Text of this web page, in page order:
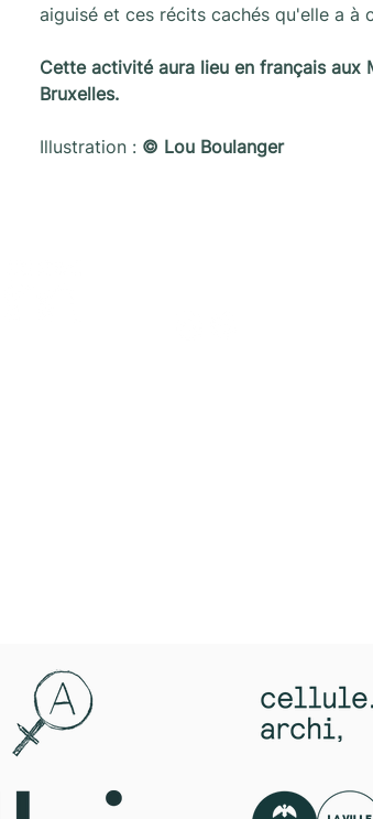
aiguisé et ces récits cachés qu'elle a à
Cette activité aura lieu en français aux
Bruxelles.
Illustration : © Lou Boulanger